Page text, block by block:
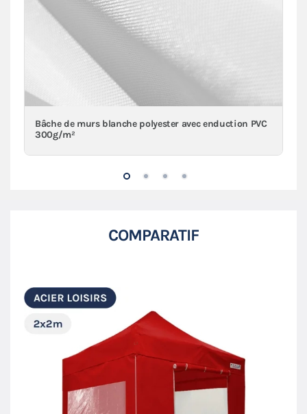
Bâche de murs blanche polyester avec enduction PVC
300g/m²
COMPARATIF